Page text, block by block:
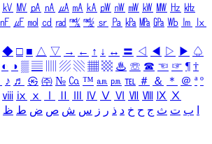
㎸ ㎹ ㎀ ㎁ ㎂ ㎃ ㎄ ㎺ ㎻ ㎽ ㎾ ㎿ ㎐ ㎑
㎋ ㎌ ㏖ ㏅ ㎭ ㎮ ㎯ ㏛ ㎩ ㎪ ㎫ ㎬ ㏝ ㏐
㏓
◆ □ ■ △ ▽ → ← ↑ ↓ ↔ 〓 ◁ ◀ ▷ ▶ ♤
◐ ◑ ▒ ▤ ▨ ▧ ▦ ▩ ♨ ☏ ☎ ☜ ☞ ¶ †
♪ ♬ ㉿ ㈜ № ㏇ ™ ㏂ ㏘ ℡ ＃ ＆ ＊ ＠ ª º
ⅷ ⅸ ⅹ Ⅳ Ⅴ Ⅵ Ⅶ Ⅷ Ⅸ Ⅹ
ب ت ث ج ح خ د ذ ر ز س ش ص ض ط ظ